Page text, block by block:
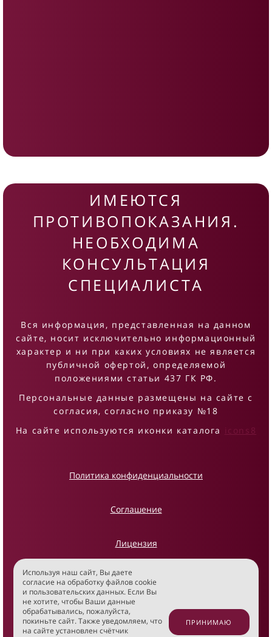
ИМЕЮТСЯ
ПРОТИВОПОКАЗАНИЯ.
НЕОБХОДИМА
КОНСУЛЬТАЦИЯ
СПЕЦИАЛИСТА
Вся информация, представленная на данном
сайте, носит исключительно информационный
характер и ни при каких условиях не является
публичной офертой, определяемой
положениями статьи 437 ГК РФ.
Персональные данные размещены на сайте с
согласия, согласно приказу №18
На сайте используются иконки каталога
icons8
Политика конфиденциальности
Соглашение
Лицензия
Реквизиты
Информация
Используя наш сайт, Вы даете
согласие на обработку файлов cookie
и пользовательских данных. Если Вы
не хотите, чтобы Ваши данные
обрабатывались, пожалуйста,
покиньте сайт. Также уведомляем, что
на сайте установлен счётчик
ПРИНИМАЮ